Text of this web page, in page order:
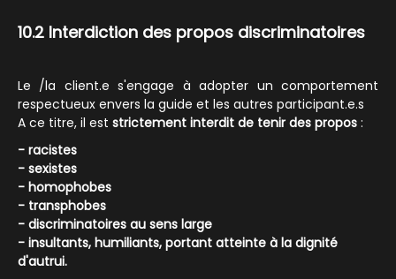
10.2 Interdiction des propos discriminatoires
Le /la client.e s'engage à adopter un comportement
respectueux envers la guide et les autres participant.e.s
A ce titre, il est strictement interdit de tenir des propos :
- racistes
- sexistes
- homophobes
- transphobes
- discriminatoires au sens large
- insultants, humiliants, portant atteinte à la dignité
d'autrui.